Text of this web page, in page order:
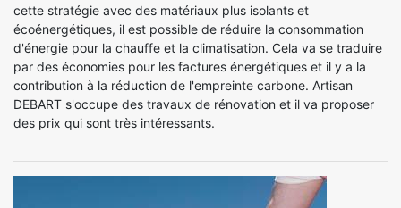
cette stratégie avec des matériaux plus isolants et
écoénergétiques, il est possible de réduire la consommation
d'énergie pour la chauffe et la climatisation. Cela va se traduire
par des économies pour les factures énergétiques et il y a la
contribution à la réduction de l'empreinte carbone. Artisan
DEBART s'occupe des travaux de rénovation et il va proposer
des prix qui sont très intéressants.